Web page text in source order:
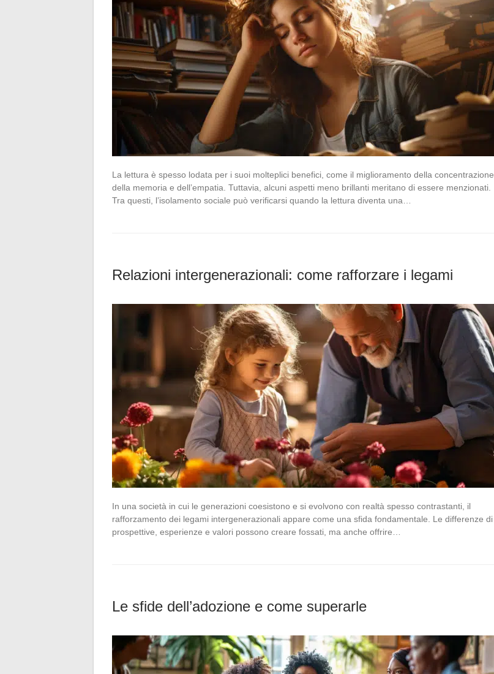
La lettura è spesso lodata per i suoi molteplici benefici, come il miglioramento della concentrazione,
della memoria e dell’empatia. Tuttavia, alcuni aspetti meno brillanti meritano di essere menzionati.
Tra questi, l’isolamento sociale può verificarsi quando la lettura diventa una…
Relazioni intergenerazionali: come rafforzare i legami
In una società in cui le generazioni coesistono e si evolvono con realtà spesso contrastanti, il
rafforzamento dei legami intergenerazionali appare come una sfida fondamentale. Le differenze di
prospettive, esperienze e valori possono creare fossati, ma anche offrire…
Le sfide dell’adozione e come superarle